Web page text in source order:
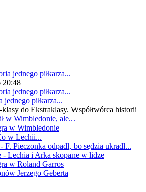
20:48
jednego piłkarza...
do Ekstraklasy. Współtwórca historii
w Wimbledonie, ale...
w Wimbledonie
w Lechii...
Pieczonka odpadł, bo sędzia ukradł...
- Lechia i Arka skopane w lidze
w Roland Garros
Jerzego Geberta